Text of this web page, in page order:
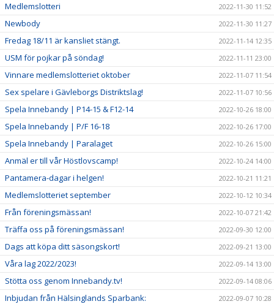
Medlemslotteri 2022-11-30 11:52
Newbody 2022-11-30 11:27
Fredag 18/11 är kansliet stängt. 2022-11-14 12:35
USM för pojkar på söndag! 2022-11-11 23:00
Vinnare medlemslotteriet oktober 2022-11-07 11:54
Sex spelare i Gävleborgs Distriktslag! 2022-11-07 10:56
Spela Innebandy | P14-15 & F12-14 2022-10-26 18:00
Spela Innebandy | P/F 16-18 2022-10-26 17:00
Spela Innebandy | Paralaget 2022-10-26 15:00
Anmäl er till vår Höstlovscamp! 2022-10-24 14:00
Pantamera-dagar i helgen! 2022-10-21 11:21
Medlemslotteriet september 2022-10-12 10:34
Från föreningsmässan! 2022-10-07 21:42
Träffa oss på föreningsmässan! 2022-09-30 12:00
Dags att köpa ditt säsongskort! 2022-09-21 13:00
Våra lag 2022/2023! 2022-09-14 13:00
Stötta oss genom Innebandy.tv! 2022-09-14 08:06
Inbjudan från Hälsinglands Sparbank: 2022-09-07 10:28